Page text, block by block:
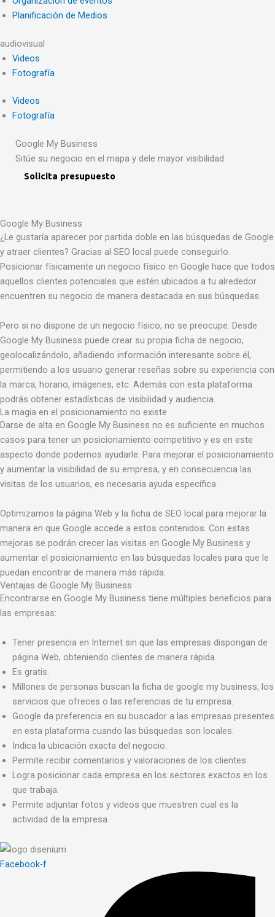
Planificación de Medios
audiovisual
Videos
Fotografía
Videos
Fotografía
Google My Business
Sitúe su negocio en el mapa y dele mayor visibilidad
Solicita presupuesto
Google My Business
¿Le gustaría aparecer por partida doble en las búsquedas de Google
y atraer clientes? Gracias al SEO local puede conseguirlo.
Posicionar físicamente un negocio físico en Google hace que todos
aquellos clientes potenciales que estén ubicados a tu alrededor
encuentren su negocio de manera destacada en sus búsquedas.
Pero si no dispone de un negocio físico, no se preocupe. Desde
Google My Business puede crear su propia ficha de negocio,
geolocalizándolo, añadiendo información interesante sobre él,
permitiendo a los usuario generar reseñas sobre su experiencia con
la marca, horario, imágenes, etc. Además con esta plataforma
podrás obtener estadísticas de visibilidad y audiencia.
La magia en el posicionamiento no existe
Darse de alta en Google My Business no es suficiente en muchos
casos para tener un posicionamiento competitivo y es en este
aspecto donde podemos ayudarle. Para mejorar el posicionamiento
y aumentar la visibilidad de su empresa, y en consecuencia las
visitas de los usuarios, es necesaria ayuda específica.
Optimizamos la página Web y la ficha de SEO local para mejorar la
manera en que Google accede a estos contenidos. Con estas
mejoras se podrán crecer las visitas en Google My Business y
aumentar el posicionamiento en las búsquedas locales para que le
puedan encontrar de manera más rápida.
Ventajas de Google My Business
Encontrarse en Google My Business tiene múltiples beneficios para
las empresas:
Tener presencia en Internet sin que las empresas dispongan de
página Web, obteniendo clientes de manera rápida.
Es gratis.
Millones de personas buscan la ficha de google my business, los
servicios que ofreces o las referencias de tu empresa.
Google da preferencia en su buscador a las empresas presentes
en esta plataforma cuando las búsquedas son locales.
Indica la ubicación exacta del negocio.
Permite recibir comentarios y valoraciones de los clientes.
Logra posicionar cada empresa en los sectores exactos en los
que trabaja.
Permite adjuntar fotos y videos que muestren cual es la
actividad de la empresa.
Facebook-f